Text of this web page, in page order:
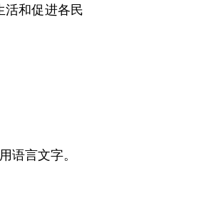
和促进各民
语言文字。